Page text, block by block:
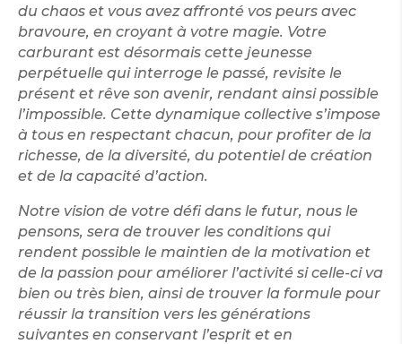
du chaos et vous avez affronté vos peurs avec
bravoure, en croyant à votre magie. Votre
carburant est désormais cette jeunesse
perpétuelle qui interroge le passé, revisite le
présent et rêve son avenir, rendant ainsi possible
l’impossible. Cette dynamique collective s’impose
à tous en respectant chacun, pour profiter de la
richesse, de la diversité, du potentiel de création
et de la capacité d’action.
Notre vision de votre défi dans le futur, nous le
pensons, sera de trouver les conditions qui
rendent possible le maintien de la motivation et
de la passion pour améliorer l’activité si celle-ci va
bien ou très bien, ainsi de trouver la formule pour
réussir la transition vers les générations
suivantes en conservant l’esprit et en